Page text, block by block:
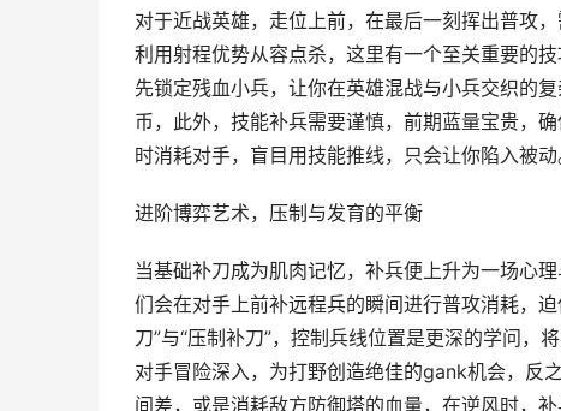
对于近战英雄，走位上前，在最后一刻挥出普攻
利用射程优势从容点杀，这里有一个至关重要的
先锁定残血小兵，让你在英雄混战与小兵交织的
币，此外，技能补兵需要谨慎，前期蓝量宝贵，
时消耗对手，盲目用技能推线，只会让你陷入被动
进阶博弈艺术，压制与发育的平衡
当基础补刀成为肌肉记忆，补兵便上升为一场心
们会在对手上前补远程兵的瞬间进行普攻消耗，
刀”与“压制补刀”，控制兵线位置是更深的学问，
对手冒险深入，为打野创造绝佳的gank机会，反
间差，或是消耗敌方防御塔的血量，在逆风时，